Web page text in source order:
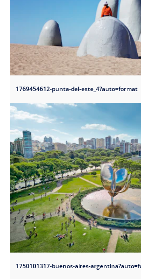
1769454612-punta-del-este_4?auto=format
1750101317-buenos-aires-